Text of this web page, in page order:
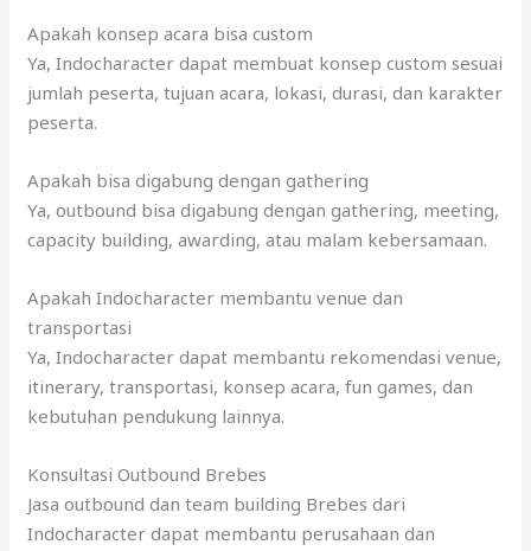
Apakah konsep acara bisa custom
Ya, Indocharacter dapat membuat konsep custom sesuai
jumlah peserta, tujuan acara, lokasi, durasi, dan karakter
peserta.
Apakah bisa digabung dengan gathering
Ya, outbound bisa digabung dengan gathering, meeting,
capacity building, awarding, atau malam kebersamaan.
Apakah Indocharacter membantu venue dan
transportasi
Ya, Indocharacter dapat membantu rekomendasi venue,
itinerary, transportasi, konsep acara, fun games, dan
kebutuhan pendukung lainnya.
Konsultasi Outbound Brebes
Jasa outbound dan team building Brebes dari
Indocharacter dapat membantu perusahaan dan